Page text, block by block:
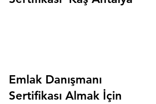
Emlak Danışmanı
Sertifikası Almak İçin